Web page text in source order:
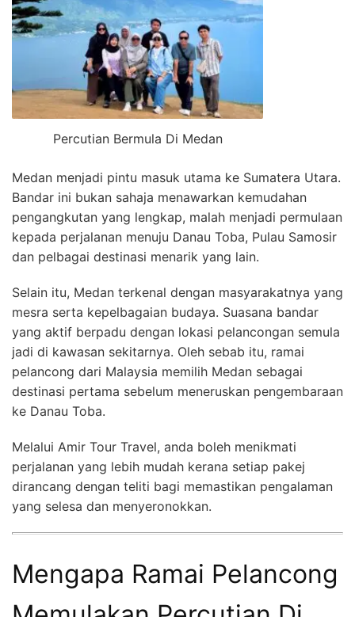
Percutian Bermula Di Medan
Medan menjadi pintu masuk utama ke Sumatera Utara.
Bandar ini bukan sahaja menawarkan kemudahan
pengangkutan yang lengkap, malah menjadi permulaan
kepada perjalanan menuju Danau Toba, Pulau Samosir
dan pelbagai destinasi menarik yang lain.
Selain itu, Medan terkenal dengan masyarakatnya yang
mesra serta kepelbagaian budaya. Suasana bandar
yang aktif berpadu dengan lokasi pelancongan semula
jadi di kawasan sekitarnya. Oleh sebab itu, ramai
pelancong dari Malaysia memilih Medan sebagai
destinasi pertama sebelum meneruskan pengembaraan
ke Danau Toba.
Melalui Amir Tour Travel, anda boleh menikmati
perjalanan yang lebih mudah kerana setiap pakej
dirancang dengan teliti bagi memastikan pengalaman
yang selesa dan menyeronokkan.
Mengapa Ramai Pelancong